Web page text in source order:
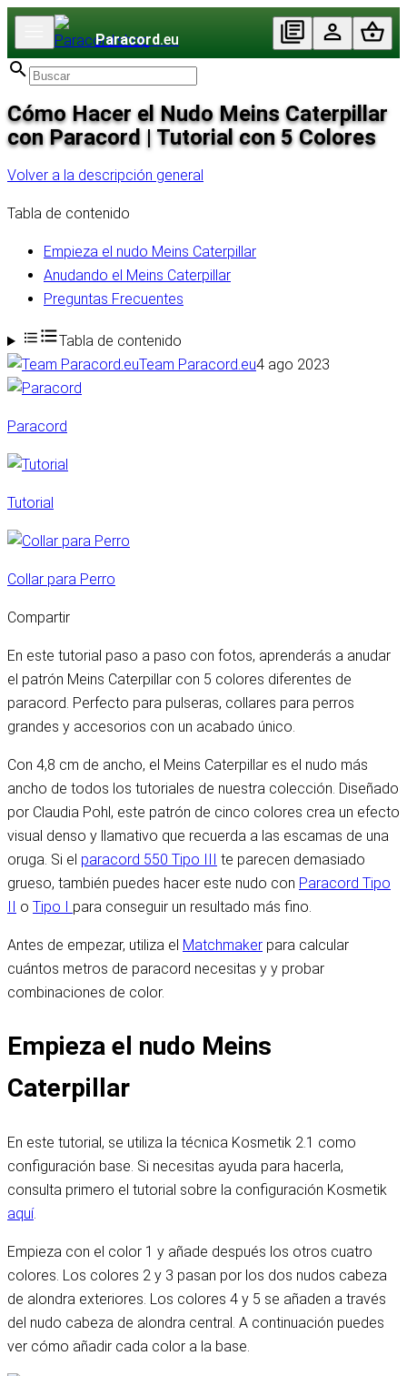
Paracord.eu
Cómo Hacer el Nudo Meins Caterpillar
con Paracord | Tutorial con 5 Colores
Volver a la descripción general
Tabla de contenido
Empieza el nudo Meins Caterpillar
Anudando el Meins Caterpillar
Preguntas Frecuentes
Tabla de contenido
Team Paracord.eu4 ago 2023
Paracord
Tutorial
Collar para Perro
Compartir
En este tutorial paso a paso con fotos, aprenderás a anudar
el patrón Meins Caterpillar con 5 colores diferentes de
paracord. Perfecto para pulseras, collares para perros
grandes y accesorios con un acabado único.
Con 4,8 cm de ancho, el Meins Caterpillar es el nudo más
ancho de todos los tutoriales de nuestra colección. Diseñado
por Claudia Pohl, este patrón de cinco colores crea un efecto
visual denso y llamativo que recuerda a las escamas de una
oruga. Si el paracord 550 Tipo III
te parecen demasiado
grueso, también puedes hacer este nudo con Paracord Tipo
o Tipo I para conseguir un resultado más fino.
Antes de empezar, utiliza el Matchmaker para calcular
cuántos metros de paracord necesitas y y probar
combinaciones de color.
Empieza el nudo Meins
Caterpillar
En este tutorial, se utiliza la técnica Kosmetik 2.1 como
configuración base. Si necesitas ayuda para hacerla,
consulta primero el tutorial sobre la configuración Kosmetik
aquí.
Empieza con el color 1 y añade después los otros cuatro
colores. Los colores 2 y 3 pasan por los dos nudos cabeza
de alondra exteriores. Los colores 4 y 5 se añaden a través
del nudo cabeza de alondra central. A continuación puedes
ver cómo añadir cada color a la base.